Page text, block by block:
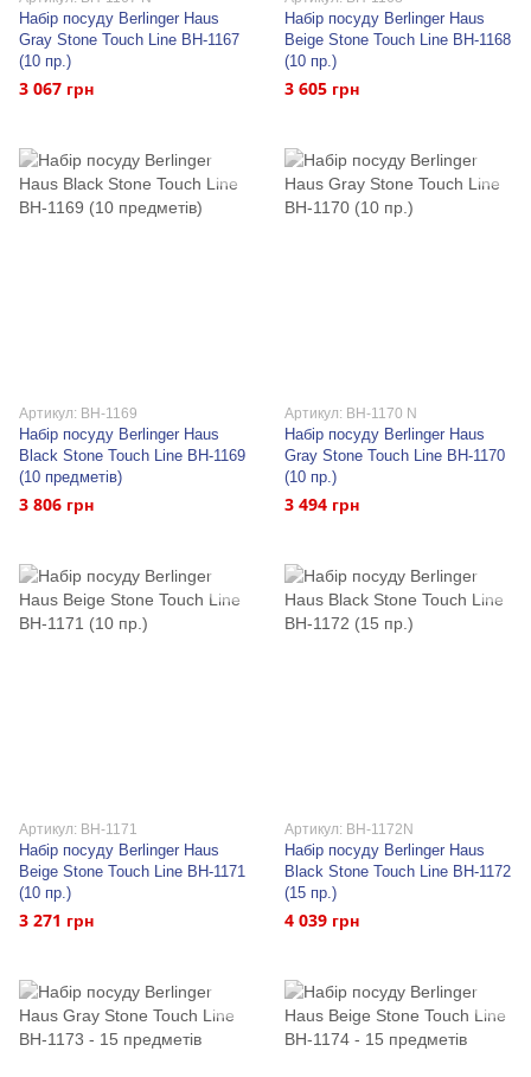
Набір посуду Berlinger Haus
Gray Stone Touch Line BH-1167
(10 пр.)
3 067 грн
Набір посуду Berlinger Haus
Beige Stone Touch Line BH-1168
(10 пр.)
3 605 грн
Артикул: BH-1169
Набір посуду Berlinger Haus
Black Stone Touch Line BH-1169
(10 предметів)
3 806 грн
Артикул: BH-1170 N
Набір посуду Berlinger Haus
Gray Stone Touch Line BH-1170
(10 пр.)
3 494 грн
Артикул: BH-1171
Набір посуду Berlinger Haus
Beige Stone Touch Line BH-1171
(10 пр.)
3 271 грн
Артикул: BH-1172N
Набір посуду Berlinger Haus
Black Stone Touch Line BH-1172
(15 пр.)
4 039 грн